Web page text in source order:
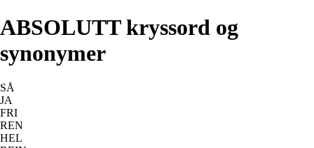
ABSOLUTT kryssord og
synonymer
SÅ
JA
FRI
REN
HEL